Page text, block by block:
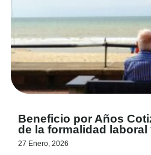
Beneficio por Años
de la formalidad
27 Enero, 2026